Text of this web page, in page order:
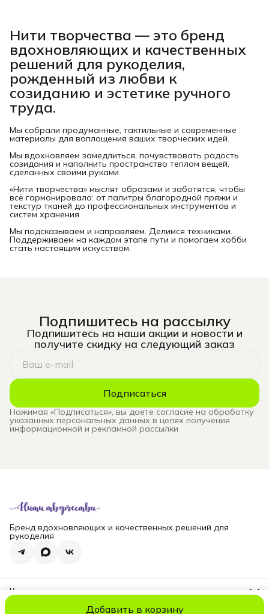
Добавить в корзину
Нити творчества — это бренд
вдохновляющих и качественных
решений для рукоделия,
рожденный из любви к
созиданию и эстетике ручного
труда.
Мы собрали продуманные, тактильные и современные
материалы для воплощения ваших творческих идей.
Мы вдохновляем замедлиться, почувствовать радость
созидания и наполнить пространство теплом вещей,
сделанных своими руками.
«Нити творчества» мыслят образами и заботятся, чтобы
всё гармонировало: от палитры благородной пряжи и
текстур тканей до профессиональных инструментов и
систем хранения.
Мы подсказываем и направляем. Делимся техниками.
Поддерживаем на каждом этапе пути и помогаем хобби
стать настоящим искусством.
Подпишитесь на рассылку
Подпишитесь на наши акции и новости и
получите скидку на следующий заказ
Подписаться
Нажимая «Подписаться», вы даете согласие на обработку
указанных персональных данных в целях получения
информационной и рекламной рассылки
Бренд вдохновляющих и качественных решений для
рукоделия
Контакты